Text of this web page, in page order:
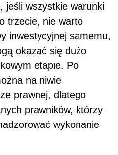
jeśli wszystkie warunki
trzecie, nie warto
inwestycyjnej samemu,
okazać się dużo
etapie. Po
na niwie
prawnej, dlatego
prawników, którzy
wykonanie